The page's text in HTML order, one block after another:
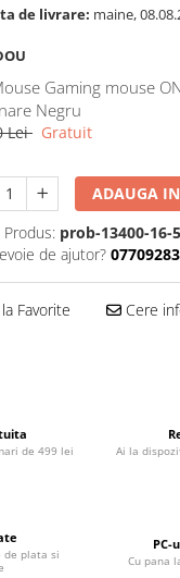
One NOI
Hand
de livrare: maine,
Gaming mouse
Negru
Lei Gratuit
ADAUGA
Produs: prob-13400-16-
de ajutor?
Favorite Cere
de 499 lei Ai la
plata si
PC-
Cu pana